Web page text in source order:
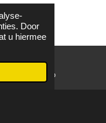
Door
u hiermee
WhatsApp